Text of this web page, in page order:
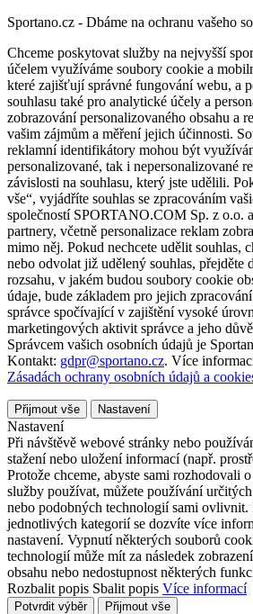
Sportano.cz - Dbáme na ochranu vašeho
Chceme poskytovat služby na nejvyšší
účelem využíváme soubory cookie a
které zajišťují správné fungování webu, a
souhlasu také pro analytické účely a
zobrazování personalizovaného obsahu a
vašim zájmům a měření jejich účinnosti.
reklamní identifikátory mohou být
personalizované, tak i nepersonalizované
závislosti na souhlasu, který jste udělili.
vše“, vyjádříte souhlas se zpracováním
společností SPORTANO.COM Sp. z o.o.
partnery, včetně personalizace reklam
mimo něj. Pokud nechcete udělit souhlas,
nebo odvolat již udělený souhlas, přejděte
rozsahu, v jakém budou soubory cookie
údaje, bude základem pro jejich
správce spočívající v zajištění vysoké
marketingových aktivit správce a jeho
Správcem vašich osobních údajů je
Kontakt: gdpr@sportano.cz. Více
Zásadách ochrany osobních údajů a
Přijmout vše Nastavení
Nastavení
Při návštěvě webové stránky nebo
stažení nebo uložení informací (např.
Protože chceme, abyste sami rozhodovali
služby používat, můžete používání
nebo podobných technologií sami
jednotlivých kategorií se dozvíte více
nastavení. Vypnutí některých souborů
technologií může mít za následek
obsahu nebo nedostupnost některých
Rozbalit popis Sbalit popis Více informací
Potvrdit výběr
Přijmout vše